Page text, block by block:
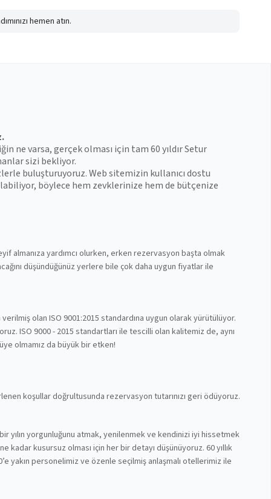
hemen atın.
ne varsa, gerçek olması için tam 60 yıldır Setur
sizi bekliyor.
buluşturuyoruz. Web sitemizin kullanıcı dostu
böylece hem zevklerinize hem de bütçenize
almanıza yardımcı olurken, erken rezervasyon başta olmak
düşündüğünüz yerlere bile çok daha uygun fiyatlar ile
olan ISO 9001:2015 standardına uygun olarak yürütülüyor.
ISO 9000 - 2015 standartları ile tescilli olan kalitemiz de, aynı
olmamız da büyük bir etken!
koşullar doğrultusunda rezervasyon tutarınızı geri ödüyoruz.
yılın yorgunluğunu atmak, yenilenmek ve kendinizi iyi hissetmek
kadar kusursuz olması için her bir detayı düşünüyoruz. 60 yıllık
yakın personelimiz ve özenle seçilmiş anlaşmalı otellerimiz ile